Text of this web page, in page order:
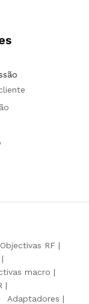
Objectivas RF
macro
Adaptadores